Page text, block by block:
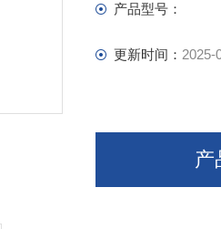
产品型号：
更新时间： 2025-
产